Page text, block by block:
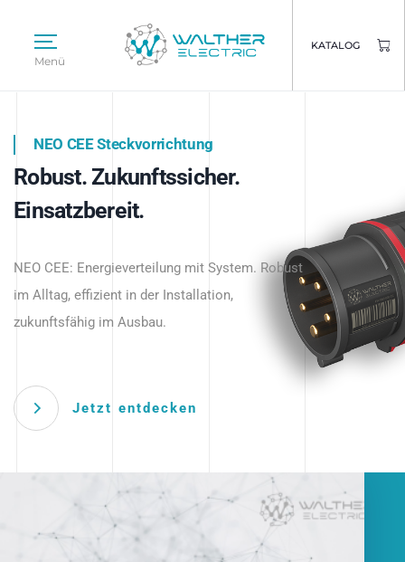
Menü
KATALOG
Intelligente Stromverteilung
beginnt hier.
NEO CEE Steckvorrichtung
Robust. Zukunftssicher.
Einsatzbereit.
NEO CEE: Energieverteilung mit System. Robust
im Alltag, effizient in der Installation,
zukunftsfähig im Ausbau.
Jetzt entdecken
Intelligenz trifft Energie.
Anwendungen – robust, IP-geschützt und
zukunftsfähig.